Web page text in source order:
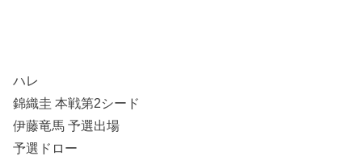
ハレ
錦織圭 本戦第2シード
伊藤竜馬 予選出場
予選ドロー